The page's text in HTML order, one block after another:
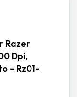
Razer
Dpi,
– Rz01-